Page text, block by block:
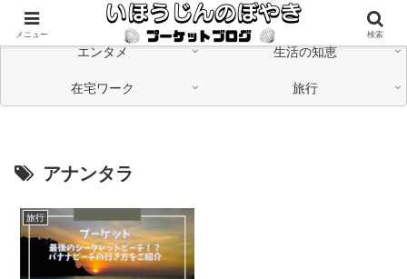
海外在住の日本人が「つながる」情報発信中
エンタメ
生活の知恵
在宅ワーク
旅行
アナンタラ
旅行
メニュー 検索